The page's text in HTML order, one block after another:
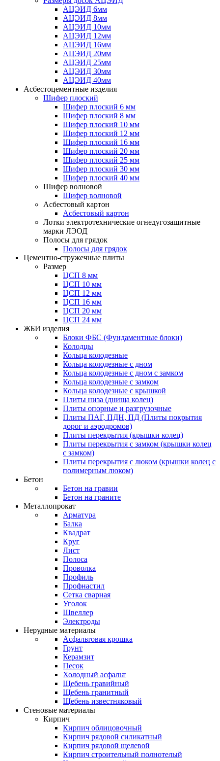
АЦЭИД 6мм
АЦЭИД 8мм
АЦЭИД 10мм
АЦЭИД 12мм
АЦЭИД 16мм
АЦЭИД 20мм
АЦЭИД 25мм
АЦЭИД 30мм
АЦЭИД 40мм
Асбестоцементные изделия
Шифер плоский
Шифер плоский 6 мм
Шифер плоский 8 мм
Шифер плоский 10 мм
Шифер плоский 12 мм
Шифер плоский 16 мм
Шифер плоский 20 мм
Шифер плоский 25 мм
Шифер плоский 30 мм
Шифер плоский 40 мм
Шифер волновой
Шифер волновой
Асбестовый картон
Асбестовый картон
Лотки электротехнические огнедугозащитные
марки ЛЭОД
Полосы для грядок
Полосы для грядок
Цементно-стружечные плиты
Размер
ЦСП 8 мм
ЦСП 10 мм
ЦСП 12 мм
ЦСП 16 мм
ЦСП 20 мм
ЦСП 24 мм
ЖБИ изделия
Блоки ФБС (Фундаментные блоки)
Колодцы
Кольца колодезные
Кольца колодезные с дном
Кольца колодезные с дном с замком
Кольца колодезные с замком
Кольца колодезные с крышкой
Плиты низа (днища колец)
Плиты опорные и разгрузочные
Плиты ПАГ, ПДН, ПД (Плиты покрытия
дорог и аэродромов)
Плиты перекрытия (крышки колец)
Плиты перекрытия с замком (крышки колец
с замком)
Плиты перекрытия с люком (крышки колец с
полимерным люком)
Бетон
Бетон на гравии
Бетон на граните
Металлопрокат
Арматура
Балка
Квадрат
Круг
Лист
Полоса
Проволка
Профиль
Профнастил
Сетка сварная
Уголок
Швеллер
Электроды
Нерудные материалы
Асфальтовая крошка
Грунт
Керамзит
Песок
Холодный асфальт
Щебень гравийный
Щебень гранитный
Щебень известняковый
Стеновые материалы
Кирпич
Кирпич облицовочный
Кирпич рядовой силикатный
Кирпич рядовой щелевой
Кирпич строительный полнотелый